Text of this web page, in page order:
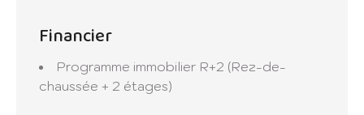
Financier
Programme immobilier R+2 (Rez-de-
chaussée + 2 étages)